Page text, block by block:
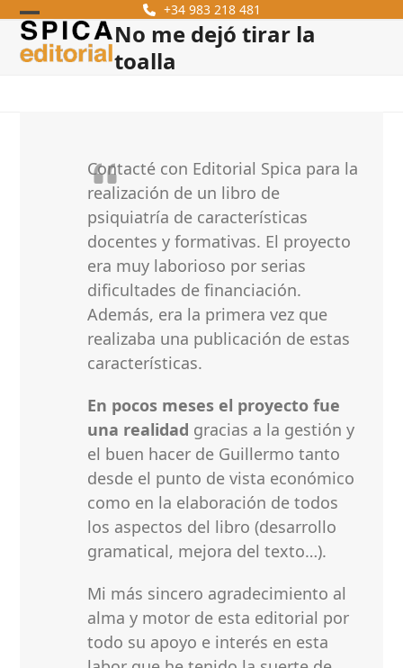
Skip
content
+34 983 218 481
Open
mobile
Close
mobile
No me dejó tirar la
toalla
Contacté con Editorial Spica para la
realización de un libro de
psiquiatría de características
docentes y formativas. El proyecto
era muy laborioso por serias
dificultades de financiación.
Además, era la primera vez que
realizaba una publicación de estas
características.
En pocos meses el proyecto fue
una realidad gracias a la gestión y
el buen hacer de Guillermo tanto
desde el punto de vista económico
como en la elaboración de todos
los aspectos del libro (desarrollo
gramatical, mejora del texto…).
Mi más sincero agradecimiento al
alma y motor de esta editorial por
todo su apoyo e interés en esta